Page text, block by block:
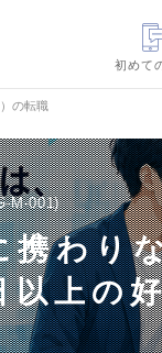
初めて
の転職
M-001
携わり
以上の